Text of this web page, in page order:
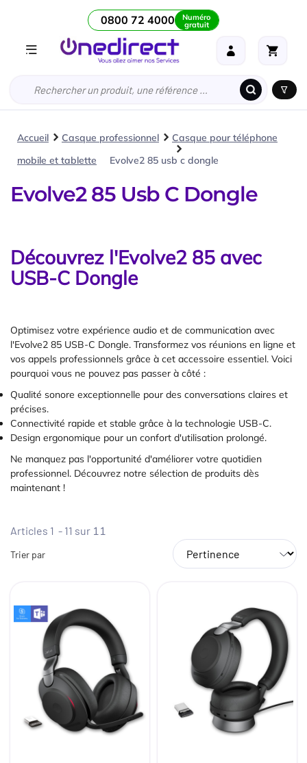
0800 72 4000 Numéro
gratuit
Accueil Casque professionnel
Casque pour téléphone
mobile et tablette
Evolve2 85 usb c dongle
Evolve2 85 Usb C Dongle
Découvrez l'Evolve2 85 avec
USB-C Dongle
Optimisez votre expérience audio et de communication avec
l'Evolve2 85 USB-C Dongle. Transformez vos réunions en ligne et
vos appels professionnels grâce à cet accessoire essentiel. Voici
pourquoi vous ne pouvez pas passer à côté :
Qualité sonore exceptionnelle pour des conversations claires et
précises.
Connectivité rapide et stable grâce à la technologie USB-C.
Design ergonomique pour un confort d'utilisation prolongé.
Ne manquez pas l'opportunité d'améliorer votre quotidien
professionnel. Découvrez notre sélection de produits dès
maintenant !
Articles 1 - 11 sur 11
Trier par